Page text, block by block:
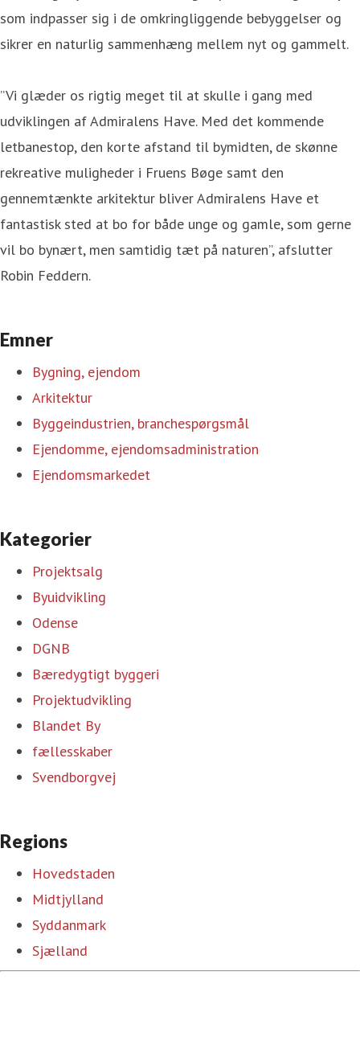
som indpasser sig i de omkringliggende bebyggelser og
sikrer en naturlig sammenhæng mellem nyt og gammelt.
”Vi glæder os rigtig meget til at skulle i gang med
udviklingen af Admiralens Have. Med det kommende
letbanestop, den korte afstand til bymidten, de skønne
rekreative muligheder i Fruens Bøge samt den
gennemtænkte arkitektur bliver Admiralens Have et
fantastisk sted at bo for både unge og gamle, som gerne
vil bo bynært, men samtidig tæt på naturen”, afslutter
Robin Feddern.
Emner
Bygning, ejendom
Arkitektur
Byggeindustrien, branchespørgsmål
Ejendomme, ejendomsadministration
Ejendomsmarkedet
Kategorier
Projektsalg
Byuidvikling
Odense
DGNB
Bæredygtigt byggeri
Projektudvikling
Blandet By
fællesskaber
Svendborgvej
Regions
Hovedstaden
Midtjylland
Syddanmark
Sjælland